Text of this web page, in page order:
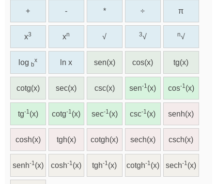
+ - * ÷ π
x3 xn √ 3√ n√
log b
x ln x sen(x) cos(x) tg(x)
cotg(x) sec(x) csc(x) sen-1(x) cos-1(x)
tg-1(x) cotg-1(x) sec-1(x) csc-1(x) senh(x)
cosh(x) tgh(x) cotgh(x) sech(x) csch(x)
senh-1(x) cosh-1(x) tgh-1(x) cotgh-1(x) sech-1(x)